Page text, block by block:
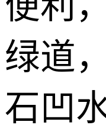
绿道
石凹